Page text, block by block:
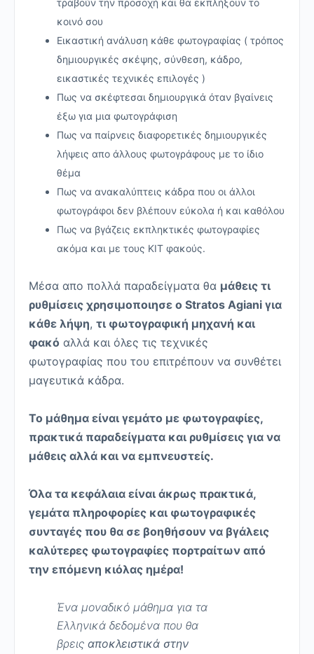
κοινό σου
Εικαστική ανάλυση κάθε φωτογραφίας ( τρόπος
δημιουργικές σκέψης, σύνθεση, κάδρο,
εικαστικές τεχνικές επιλογές )
Πως να σκέφτεσαι δημιουργικά όταν βγαίνεις
έξω για μια φωτογράφιση
Πως να παίρνεις διαφορετικές δημιουργικές
λήψεις απο άλλους φωτογράφους με το ίδιο
θέμα
Πως να ανακαλύπτεις κάδρα που οι άλλοι
φωτογράφοι δεν βλέπουν εύκολα ή και καθόλου
Πως να βγάζεις εκπληκτικές φωτογραφίες
ακόμα και με τους KIT φακούς.
Μέσα απο πολλά παραδείγματα θα μάθεις τι
ρυθμίσεις χρησιμοποιησε ο Stratos Agiani για
κάθε λήψη, τι φωτογραφική μηχανή και
φακό αλλά και όλες τις τεχνικές
φωτογραφίας που του επιτρέπουν να συνθέτει
μαγευτικά κάδρα.
Το μάθημα είναι γεμάτο με φωτογραφίες,
πρακτικά παραδείγματα και ρυθμίσεις για να
μάθεις αλλά και να εμπνευστείς.
Όλα τα κεφάλαια είναι άκρως πρακτικά,
γεμάτα πληροφορίες και φωτογραφικές
συνταγές που θα σε βοηθήσουν να βγάλεις
καλύτερες φωτογραφίες πορτραίτων από
την επόμενη κιόλας ημέρα!
Ένα μοναδικό μάθημα για τα
Ελληνικά δεδομένα που θα
βρεις αποκλειστικά στην